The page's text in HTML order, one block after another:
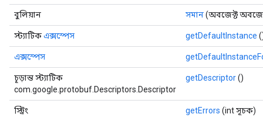
বুলিয়ান সমান(অবজেক্ট
স্ট্যাটিকএক্সস্পেস getDefaultInstance
এক্সস্পেস
চূড়ান্ত স্ট্যাটিক
com.google.protobuf.Descriptors.Descriptor
getDescriptor()
স্ট্রিং getErrors (int সূচক)